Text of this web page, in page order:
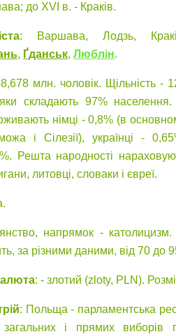
до XVI в. - Краків.
: Варшава, Лодзь,
, Ґданськ,Люблін.
млн. чоловік. Щільність -
складають 97%
німці - 0,8% (в
і Сілезії), українці -
Решта народності
литовці, словаки і євреї.
напрямок - католицизм.
за різними даними, від 70 до
: - злотий (zloty, PLN).
: Польща - парламентська
і прямих виборів